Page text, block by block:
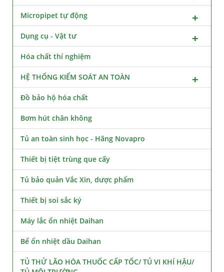
Micropipet tự động
Dụng cụ - Vật tư
Hóa chất thí nghiệm
HỆ THỐNG KIỂM SOÁT AN TOÀN
Đồ bảo hộ hóa chất
Bơm hút chân không
Tủ an toàn sinh học - Hãng Novapro
Thiết bị tiệt trùng que cấy
Tủ bảo quản Vắc Xin, dược phẩm
Thiết bị soi sắc ký
Máy lắc ổn nhiệt Daihan
Bể ổn nhiệt dầu Daihan
TỦ THỬ LÃO HÓA THUỐC CẤP TỐC/ TỦ VI KHÍ HẬU/